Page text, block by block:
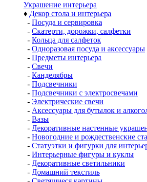
Украшение интерьера
♦ Декор стола и интерьера
- Посуда и сервировка
- Скатерти, дорожки, салфетки
- Кольца для салфеток
- Одноразовая посуда и аксессуары
- Предметы интерьера
- Свечи
- Канделябры
- Подсвечники
- Подсвечники с электросвечами
- Электрические свечи
- Аксессуары для бутылок и
- Вазы
- Декоративные настенные
- Новогодние и рождественские
- Статуэтки и фигурки для
- Интерьерные фигуры и куклы
- Декоративные светильники
- Домашний текстиль